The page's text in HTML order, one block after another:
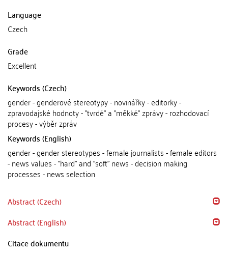
Language
Czech
Grade
Excellent
Keywords (Czech)
gender - genderové stereotypy - novinářky - editorky -
zpravodajské hodnoty - "tvrdé" a "měkké" zprávy - rozhodovací
procesy - výběr zpráv
Keywords (English)
gender - gender stereotypes - female journalists - female editors
- news values - "hard" and "soft" news - decision making
processes - news selection
Abstract (Czech)
Abstract (English)
Citace dokumentu